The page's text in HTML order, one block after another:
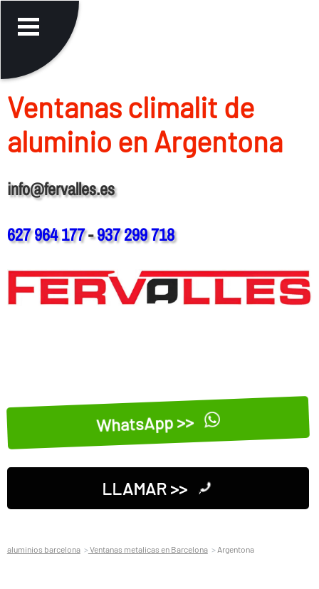
Ventanas climalit de
aluminio en Argentona
info@fervalles.es
627 964 177-937 299 718
WhatsApp >>
LLAMAR >>
aluminios barcelona Ventanas metalicas en Barcelona Argentona